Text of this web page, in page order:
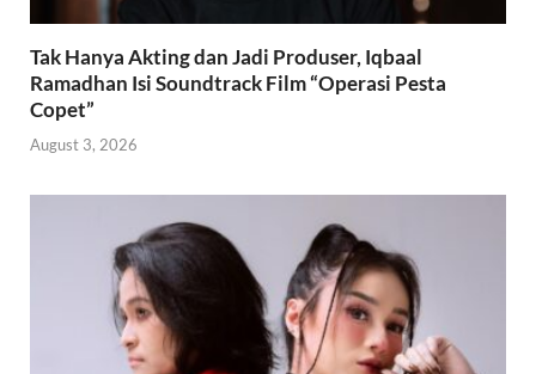
Tak Hanya Akting dan Jadi Produser, Iqbaal
Ramadhan Isi Soundtrack Film “Operasi Pesta
Copet”
August 3, 2026